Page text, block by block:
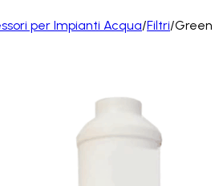
per Impianti Acqua/Filtri/Green